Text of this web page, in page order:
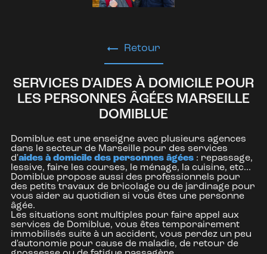
Retour
SERVICES D'AIDES À DOMICILE POUR
LES PERSONNES ÂGÉES MARSEILLE
DOMIBLUE
Domiblue est une enseigne avec plusieurs agences
dans le secteur de Marseille pour des services
d'aides à domicile des personnes âgées : repassage,
lessive, faire les courses, le ménage, la cuisine, etc...
Domiblue propose aussi des professionnels pour
des petits travaux de bricolage ou de jardinage pour
vous aider au quotidien si vous êtes une personne
âgée.
Les situations sont multiples pour faire appel aux
services de Domiblue, vous êtes temporairement
immobilisés suite à un accident, vous perdez un peu
d'autonomie pour cause de maladie, de retour de